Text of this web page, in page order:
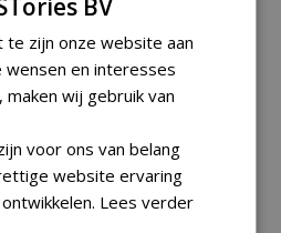
'All About Annuals'
in Appeltern
27 augustus 2026
Innovation Expo op 1 en
2026
te zijn onze website aan
wensen en interesses
wij gebruik van
voor ons van belang
website ervaring
Lees verder